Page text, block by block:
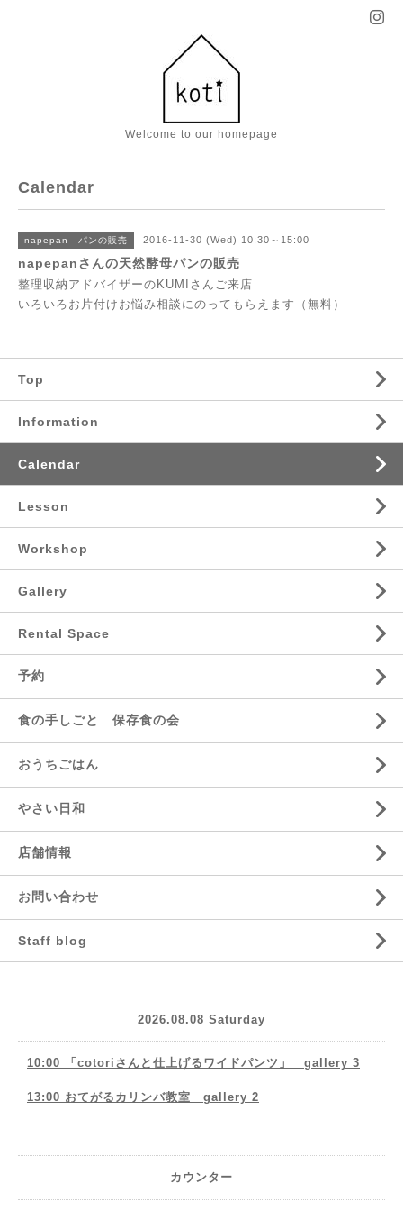
Welcome to our homepage
Calendar
napepan パンの販売 2016-11-30 (Wed) 10:30～15:00
napepanさんの天然酵母パンの販売
整理収納アドバイザーのKUMIさんご来店
いろいろお片付けお悩み相談にのってもらえます（無料）
Top
Information
Calendar
Lesson
Workshop
Gallery
Rental Space
予約
食の手しごと 保存食の会
おうちごはん
やさい日和
店舗情報
お問い合わせ
Staff blog
2026.08.08 Saturday
10:00 「cotoriさんと仕上げるワイドパンツ」 gallery 3
13:00 おてがるカリンバ教室 gallery 2
カウンター